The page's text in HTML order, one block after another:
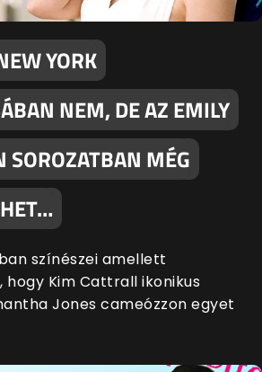
YORK
NEM, DE AZ EMILY
SOROZATBAN MÉG
színészei amellett
hogy Kim Cattrall ikonikus
Jones cameózzon egyet